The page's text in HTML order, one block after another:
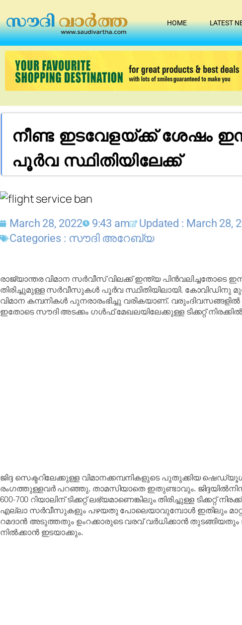
HOME LATEST
നീണ്ട ഇടവേളയ്ക്ക് ശേഷം
പൂർവ സ്ഥിതിയിലേക്ക്
March 28, 2022 9:43 am Updated : March 28,
Categories : സൗദി അറേബ്യ
രാജ്യാന്തര വിമാന സർവീസ് വിലക്ക് ഇന്ത്യ പിൻവലിച്ചതോടെ
തിരിച്ചുമുള്ള സർവീസുകൾ പൂർവ സ്ഥിതിയിലായി. കോവിഡിനു
വിമാന കമ്പനികൾ പുനരാരംഭിച്ചു വരികയാണ്.
ഇതോടെ സൗദി അടക്കം ഗൾഫ് മേഖലയിലേക്കുള്ള ടിക്കറ്റ്
ജിദ്ദ സെക്ടറിലേക്കുള്ള വിമാനക്കമ്പനികളുടെ പുതുക്കിയ
രംഗത്തുള്ളവർ പറഞ്ഞു. താമസിയാതെ ഇതുണ്ടാവും.
600-700 റിയാലിന് ടിക്കറ്റ് ലഭ്യമാണെങ്കിലും തിരിച്ചുള്ള
എല്ലാ സർവീസുകളും പഴയതു പോലെയാവുമ്പോൾ ഇതിലും
റമദാൻ അടുത്തതും ഉംറക്കാരുടെ വരവ് വർധിക്കാൻ തുടങ്ങിയതും
നിൽക്കാൻ ഇടയാക്കും.